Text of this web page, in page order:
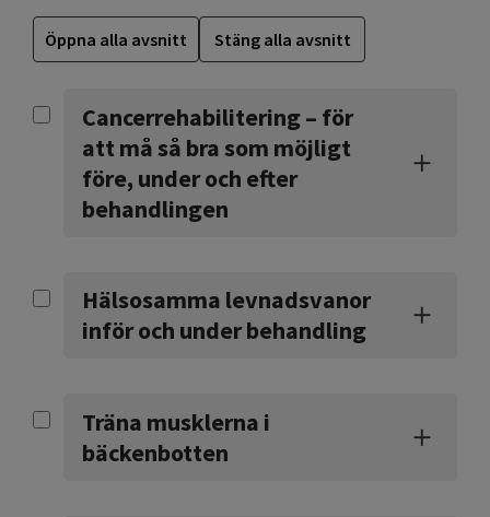
Öppna alla avsnitt Stäng alla avsnitt
Cancerrehabilitering – för
att må så bra som möjligt
före, under och efter
behandlingen
Hälsosamma levnadsvanor
inför och under behandling
Träna musklerna i
bäckenbotten